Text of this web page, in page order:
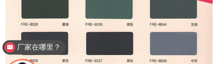
如何下单？包安装吗